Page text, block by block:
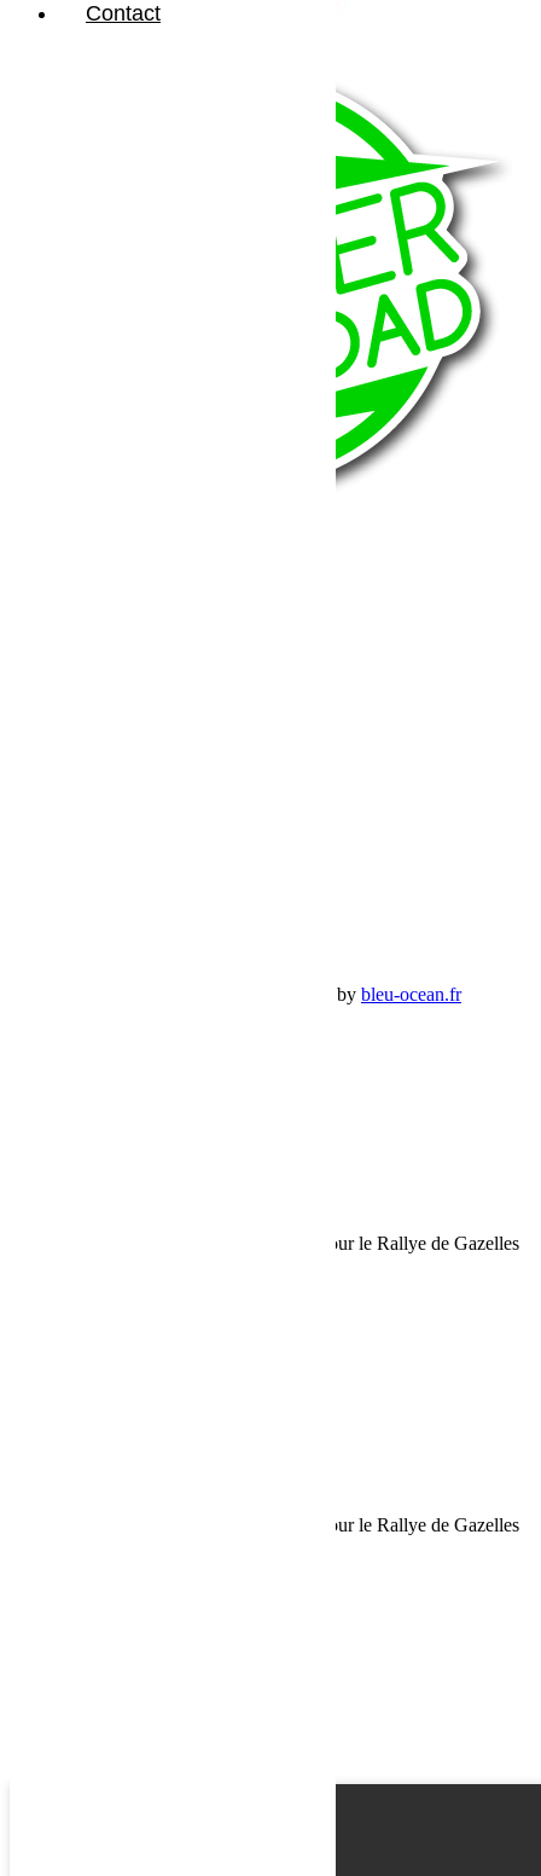
Premium Jeep Specialist - BumperOffroad by bleu-ocean.fr
Pré-inscriptions Location Jeep Wrangler pour le Rallye de Gazelles
Pré-inscriptions Location Jeep Wrangler pour le Rallye de Gazelles
Contact